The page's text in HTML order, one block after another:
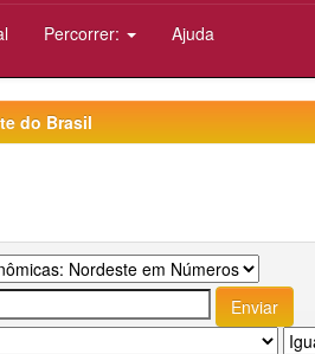
Percorrer: Ajuda
do Brasil